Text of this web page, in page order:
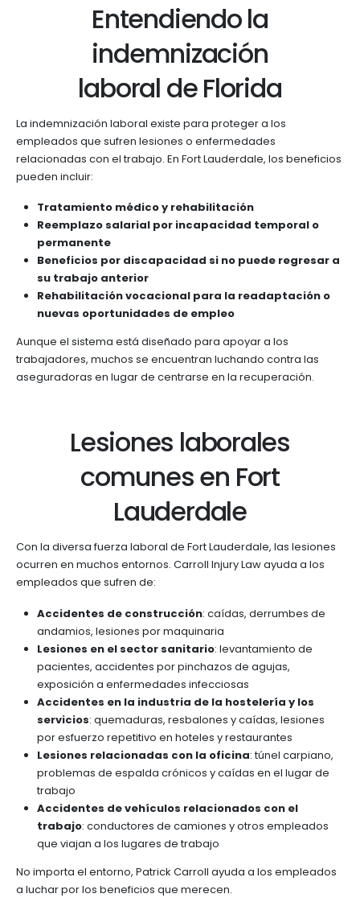
Entendiendo la
indemnización
laboral de Florida
La indemnización laboral existe para proteger a los
empleados que sufren lesiones o enfermedades
relacionadas con el trabajo. En Fort Lauderdale, los beneficios
pueden incluir:
Tratamiento médico y rehabilitación
Reemplazo salarial por incapacidad temporal o
permanente
Beneficios por discapacidad si no puede regresar a
su trabajo anterior
Rehabilitación vocacional para la readaptación o
nuevas oportunidades de empleo
Aunque el sistema está diseñado para apoyar a los
trabajadores, muchos se encuentran luchando contra las
aseguradoras en lugar de centrarse en la recuperación.
Lesiones laborales
comunes en Fort
Lauderdale
Con la diversa fuerza laboral de Fort Lauderdale, las lesiones
ocurren en muchos entornos. Carroll Injury Law ayuda a los
empleados que sufren de:
Accidentes de construcción: caídas, derrumbes de
andamios, lesiones por maquinaria
Lesiones en el sector sanitario: levantamiento de
pacientes, accidentes por pinchazos de agujas,
exposición a enfermedades infecciosas
Accidentes en la industria de la hostelería y los
servicios: quemaduras, resbalones y caídas, lesiones
por esfuerzo repetitivo en hoteles y restaurantes
Lesiones relacionadas con la oficina: túnel carpiano,
problemas de espalda crónicos y caídas en el lugar de
trabajo
Accidentes de vehículos relacionados con el
trabajo: conductores de camiones y otros empleados
que viajan a los lugares de trabajo
No importa el entorno, Patrick Carroll ayuda a los empleados
a luchar por los beneficios que merecen.